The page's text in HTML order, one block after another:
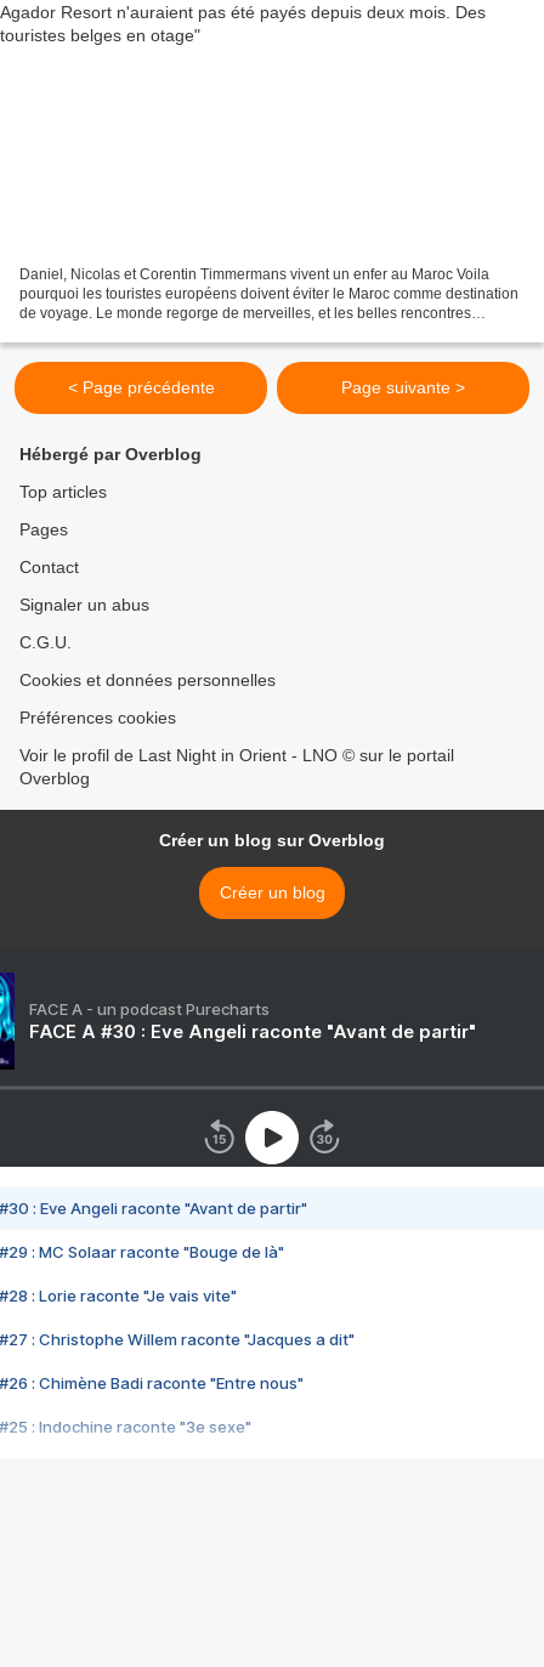
Daniel, Nicolas et Corentin Timmermans vivent un enfer au Maroc Voila
pourquoi les touristes européens doivent éviter le Maroc comme destination
de voyage. Le monde regorge de merveilles, et les belles rencontres
< Page précédente Page suivante >
Hébergé par Overblog
Top articles
Pages
Contact
Signaler un abus
C.G.U.
Cookies et données personnelles
Préférences cookies
Voir le profil de Last Night in Orient - LNO © sur le portail
Overblog
Créer un blog sur Overblog
Créer un blog
FACE A - un podcast Purecharts
FACE A #30 : Eve Angeli raconte "Avant de partir"
#30 : Eve Angeli raconte "Avant de partir"
#29 : MC Solaar raconte "Bouge de là"
#28 : Lorie raconte "Je vais vite"
#27 : Christophe Willem raconte "Jacques a dit"
#26 : Chimène Badi raconte "Entre nous"
#25 : Indochine raconte "3e sexe"